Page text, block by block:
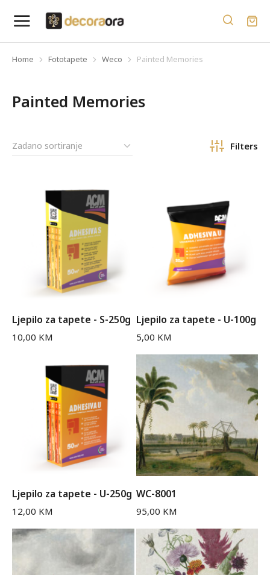
You are here:
Home Fototapete Weco Painted Memories
Painted Memories
Filters
Ljepilo za tapete - S-250g
10,00 KM
Ljepilo za tapete - U-100g
5,00 KM
Ljepilo za tapete - U-250g
12,00 KM
WC-8001
95,00 KM